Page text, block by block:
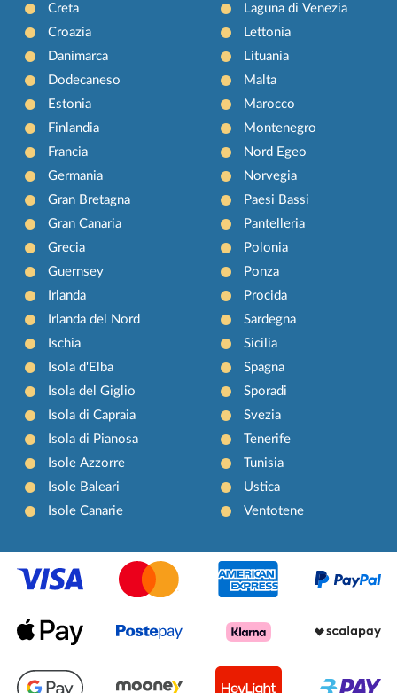
Creta
Croazia
Danimarca
Dodecaneso
Estonia
Finlandia
Francia
Germania
Gran Bretagna
Gran Canaria
Grecia
Guernsey
Irlanda
Irlanda del Nord
Ischia
Isola d'Elba
Isola del Giglio
Isola di Capraia
Isola di Pianosa
Isole Azzorre
Isole Baleari
Isole Canarie
Laguna di Venezia
Lettonia
Lituania
Malta
Marocco
Montenegro
Nord Egeo
Norvegia
Paesi Bassi
Pantelleria
Polonia
Ponza
Procida
Sardegna
Sicilia
Spagna
Sporadi
Svezia
Tenerife
Tunisia
Ustica
Ventotene